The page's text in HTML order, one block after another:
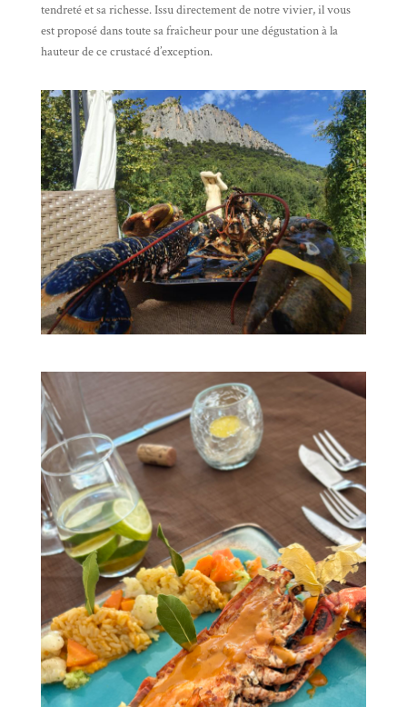
tendreté et sa richesse. Issu directement de notre vivier, il vous
est proposé dans toute sa fraîcheur pour une dégustation à la
hauteur de ce crustacé d’exception.